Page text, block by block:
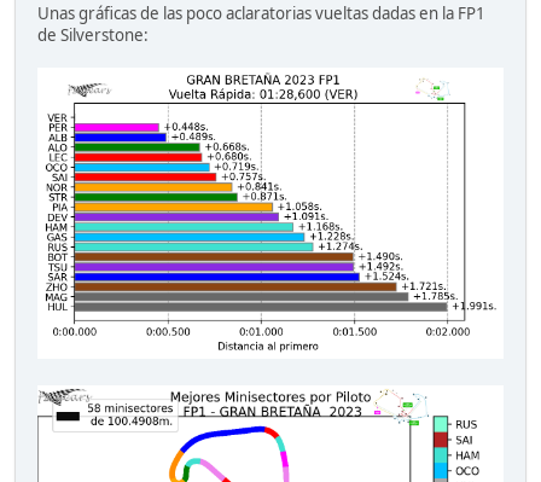
Unas gráficas de las poco aclaratorias vueltas dadas en la FP1
de Silverstone: